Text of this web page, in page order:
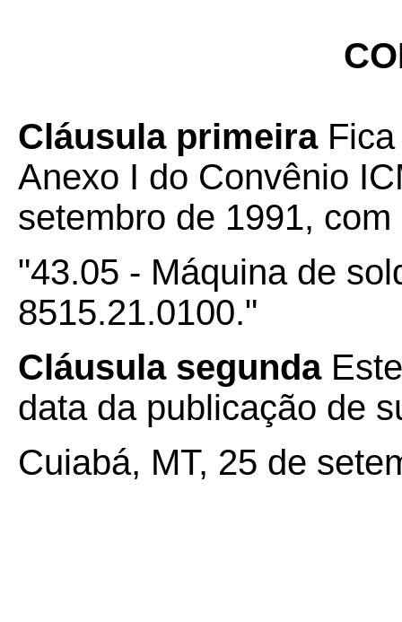
Cláusula primeira
Anexo I do Convênio
setembro de 1991,
"43.05 - Máquina de
8515.21.0100."
Cláusula segunda
data da publicação de
Cuiabá, MT, 25 de